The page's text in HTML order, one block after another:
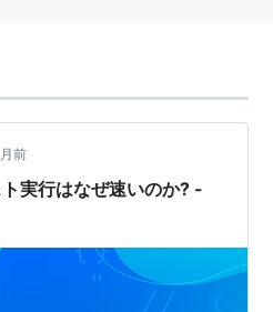
前
実行はなぜ速いのか? -